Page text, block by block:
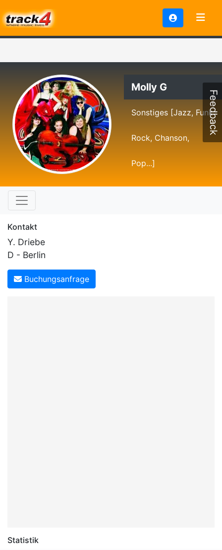
Molly G
Sonstiges [Jazz, Funk
Rock, Chanson,
Pop...]
Kontakt
Y. Driebe
D - Berlin
Buchungsanfrage
Statistik
Feedback